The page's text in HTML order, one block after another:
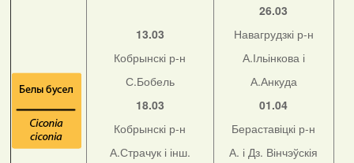
13.03
Кобрынскі р-н
С.Бобель
18.03
Кобрынскі р-н
А.Страчук і інш.
26.03
Навагрудзкі р-н
А.Ільінкова і
А.Анкуда
01.04
Бераставіцкі р-н
А. і Дз. Вінчэўскія